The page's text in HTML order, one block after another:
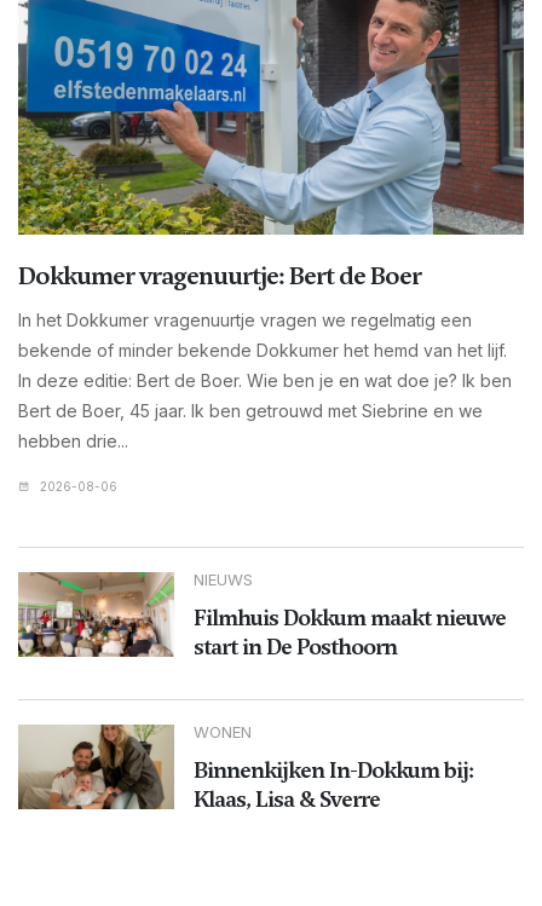
Dokkumer vragenuurtje: Bert de Boer
In het Dokkumer vragenuurtje vragen we regelmatig een
bekende of minder bekende Dokkumer het hemd van het lijf.
In deze editie: Bert de Boer. Wie ben je en wat doe je? Ik ben
Bert de Boer, 45 jaar. Ik ben getrouwd met Siebrine en we
hebben drie...
2026-08-06
NIEUWS
Filmhuis Dokkum maakt nieuwe
start in De Posthoorn
WONEN
Binnenkijken In-Dokkum bij:
Klaas, Lisa & Sverre